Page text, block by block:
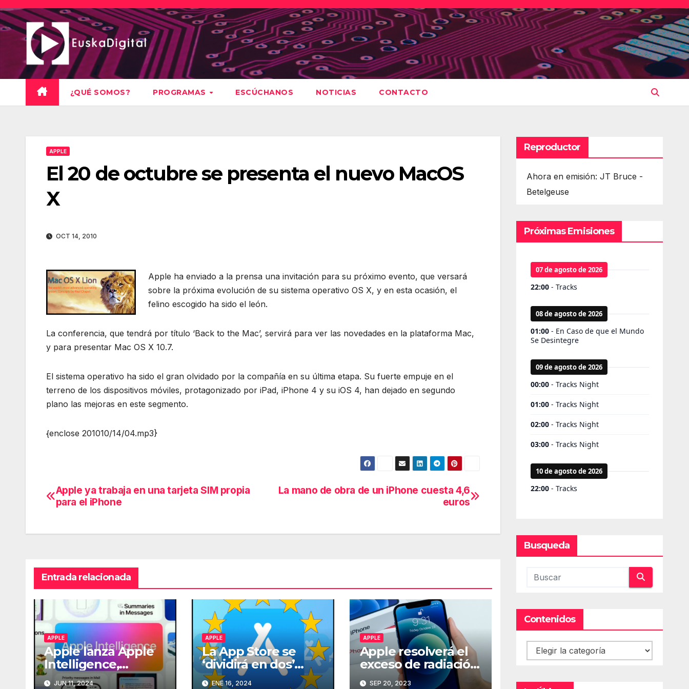
Saltar
al
contenido
¿QUÉ SOMOS? PROGRAMAS ESCÚCHANOS NOTICIAS CONTACTO
APPLE
El 20 de octubre se presenta el nuevo MacOS
X
OCT 14, 2010
Apple ha enviado a la prensa una invitación para su próximo evento, que versará
sobre la próxima evolución de su sistema operativo OS X, y en esta ocasión, el
felino escogido ha sido el león.
La conferencia, que tendrá por título ‘Back to the Mac’, servirá para ver las novedades en la plataforma Mac,
y para presentar Mac OS X 10.7.
El sistema operativo ha sido el gran olvidado por la compañía en su última etapa. Su fuerte empuje en el
terreno de los dispositivos móviles, protagonizado por iPad, iPhone 4 y su iOS 4, han dejado en segundo
plano las mejoras en este segmento.
{enclose 201010/14/04.mp3}
Navegación
entradas
La mano de obra de un iPhone cuesta 4,6
euros
Apple ya trabaja en una tarjeta SIM propia
para el iPhone
Entrada relacionada
APPLE
Apple lanza Apple
Intelligence,
integrando
JUN 11, 2024
APPLE
La App Store se
‘dividirá en dos’
para permitir
ENE 16, 2024
APPLE
Apple resolverá el
exceso de radiación
del iPhone 12
SEP 20, 2023
Reproductor
Ahora en emisión: JT Bruce -
Betelgeuse
Próximas Emisiones
Busqueda
Contenidos
Contenidos